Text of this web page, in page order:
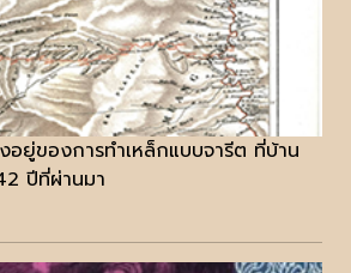
อยู่ของการทำเหล็กแบบจารีต ที่บ้าน
ปีที่ผ่านมา